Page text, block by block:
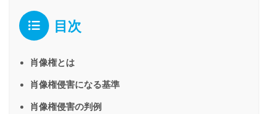
目次
肖像権とは
肖像権侵害になる基準
肖像権侵害の判例